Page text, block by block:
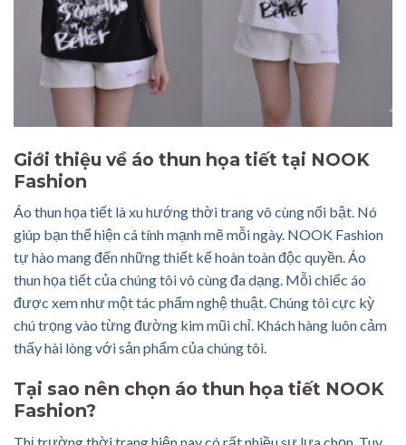
Giới thiệu về áo thun họa tiết tại NOOK
Fashion
Áo thun họa tiết là xu hướng thời trang vô cùng nổi bật. Nó
giúp bạn thể hiện cá tính mạnh mẽ mỗi ngày. NOOK Fashion
tự hào mang đến những thiết kế hoàn toàn độc quyền. Áo
thun họa tiết của chúng tôi vô cùng đa dạng. Mỗi chiếc áo
được xem như một tác phẩm nghệ thuật. Chúng tôi cực kỳ
chú trọng vào từng đường kim mũi chỉ. Khách hàng luôn cảm
thấy hài lòng với sản phẩm của chúng tôi.
Tại sao nên chọn áo thun họa tiết NOOK
Fashion?
Thị trường thời trang hiện nay có rất nhiều sự lựa chọn. Tuy